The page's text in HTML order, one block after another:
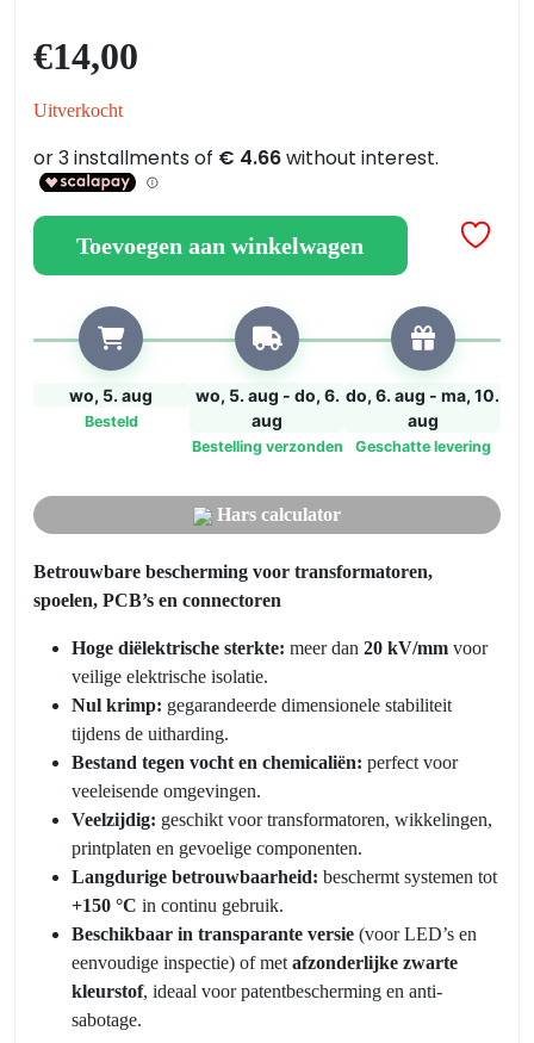
voor
Insluiting
&
aantal
€14,00
Uitverkocht
Toevoegen aan winkelwagen
wo, 5. aug
Besteld
wo, 5. aug - do, 6.
aug
Bestelling verzonden
do, 6. aug - ma, 10.
aug
Geschatte levering
Hars calculator
Betrouwbare bescherming voor transformatoren,
spoelen, PCB’s en connectoren
Hoge diëlektrische sterkte: meer dan 20 kV/mm voor
veilige elektrische isolatie.
Nul krimp: gegarandeerde dimensionele stabiliteit
tijdens de uitharding.
Bestand tegen vocht en chemicaliën: perfect voor
veeleisende omgevingen.
Veelzijdig: geschikt voor transformatoren, wikkelingen,
printplaten en gevoelige componenten.
Langdurige betrouwbaarheid: beschermt systemen tot
+150 °C in continu gebruik.
Beschikbaar in transparante versie (voor LED’s en
eenvoudige inspectie) of met afzonderlijke zwarte
kleurstof, ideaal voor patentbescherming en anti-
sabotage.